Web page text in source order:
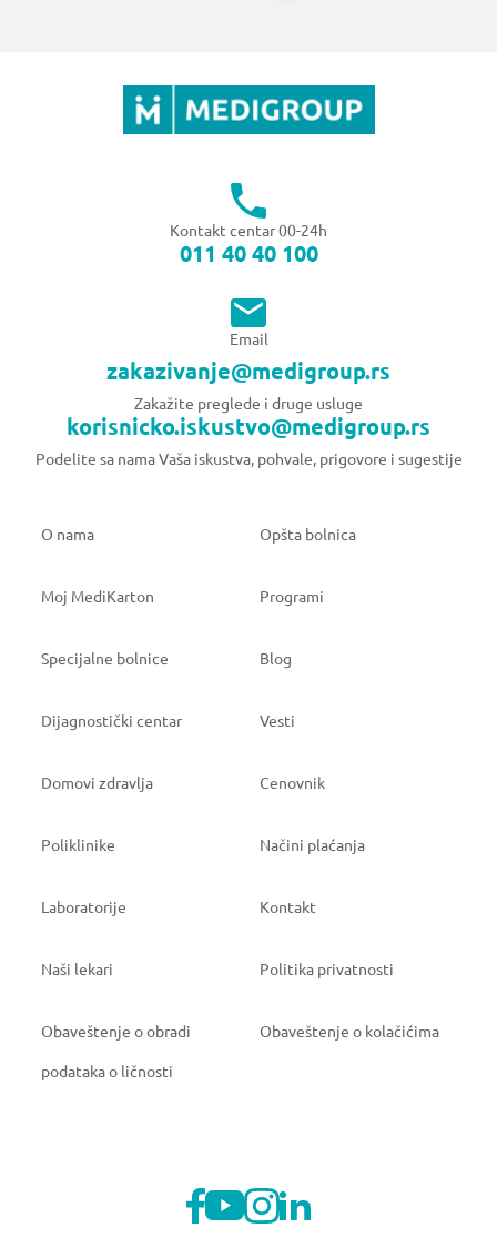
Kontakt centar 00-24h
011 40 40 100
Email
zakazivanje@medigroup.rs
Zakažite preglede i druge usluge
korisnicko.iskustvo@medigroup.rs
Podelite sa nama Vaša iskustva, pohvale, prigovore i sugestije
O nama Opšta bolnica
Moj MediKarton Programi
Specijalne bolnice Blog
Dijagnostički centar Vesti
Domovi zdravlja Cenovnik
Poliklinike Načini plaćanja
Laboratorije Kontakt
Naši lekari Politika privatnosti
Obaveštenje o obradi
podataka o ličnosti
Obaveštenje o kolačićima